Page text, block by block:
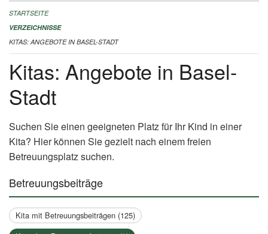
IMPRESSUM
STARTSEITE
VERZEICHNISSE
KITAS: ANGEBOTE IN BASEL-STADT
Kitas: Angebote in Basel-
Stadt
Suchen Sie einen geeigneten Platz für Ihr Kind in einer
Kita? Hier können Sie gezielt nach einem freien
Betreuungsplatz suchen.
Betreuungsbeiträge
Kita mit Betreuungsbeiträgen (125)